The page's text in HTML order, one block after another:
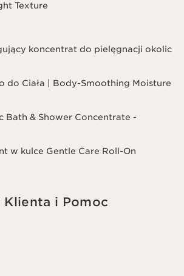
Texture
koncentrat do pielęgnacji okolic
do Ciała | Body-Smoothing Moisture
Bath & Shower Concentrate -
w kulce Gentle Care Roll-On
Klienta i Pomoc